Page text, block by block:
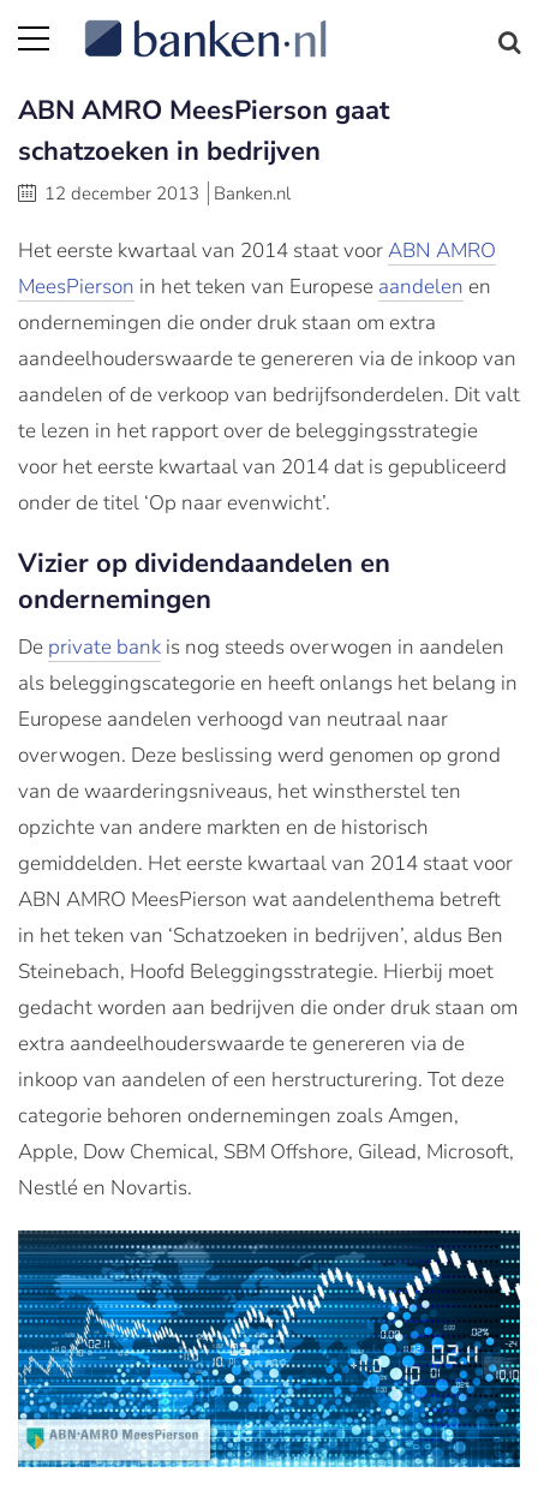
ABN AMRO MeesPierson gaat
schatzoeken in bedrijven
12 december 2013 Banken.nl
Het eerste kwartaal van 2014 staat voorABN AMRO
MeesPierson in het teken van Europese aandelen en
ondernemingen die onder druk staan om extra
aandeelhouderswaarde te genereren via de inkoop van
aandelen of de verkoop van bedrijfsonderdelen. Dit valt
te lezen in het rapport over de beleggingsstrategie
voor het eerste kwartaal van 2014 dat is gepubliceerd
onder de titel ‘Op naar evenwicht’.
Vizier op dividendaandelen en
ondernemingen
De private bank is nog steeds overwogen in aandelen
als beleggingscategorie en heeft onlangs het belang in
Europese aandelen verhoogd van neutraal naar
overwogen. Deze beslissing werd genomen op grond
van de waarderingsniveaus, het winstherstel ten
opzichte van andere markten en de historisch
gemiddelden. Het eerste kwartaal van 2014 staat voor
ABN AMRO MeesPierson wat aandelenthema betreft
in het teken van ‘Schatzoeken in bedrijven’, aldus Ben
Steinebach, Hoofd Beleggingsstrategie. Hierbij moet
gedacht worden aan bedrijven die onder druk staan om
extra aandeelhouderswaarde te genereren via de
inkoop van aandelen of een herstructurering. Tot deze
categorie behoren ondernemingen zoals Amgen,
Apple, Dow Chemical, SBM Offshore, Gilead, Microsoft,
Nestlé en Novartis.